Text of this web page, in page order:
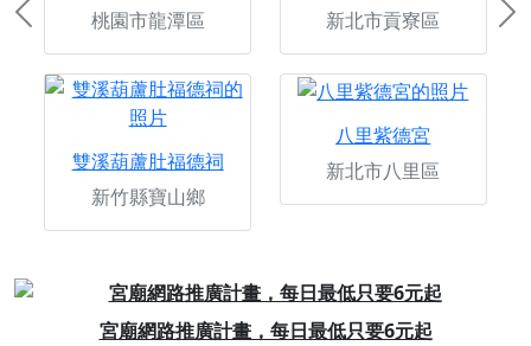
桃園市龍潭區
新北市貢寮區
雙溪葫蘆肚福德祠
新竹縣寶山鄉
八里紫德宮
新北市八里區
Previous
宮廟網路推廣計畫，每日最低只要6元起
Previous